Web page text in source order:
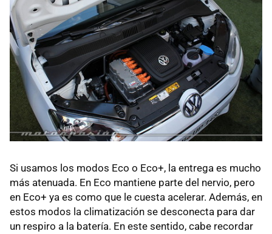
Si usamos los modos Eco o Eco+, la entrega es mucho
más atenuada. En Eco mantiene parte del nervio, pero
en Eco+ ya es como que le cuesta acelerar. Además, en
estos modos la climatización se desconecta para dar
un respiro a la batería. En este sentido, cabe recordar